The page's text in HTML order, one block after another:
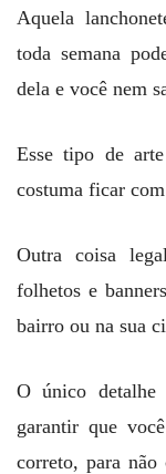
Aquela
toda semana
dela e você nem
Esse tipo de
costuma ficar
Outra coisa
folhetos e
bairro ou na sua
O único detalhe
garantir que
correto, para